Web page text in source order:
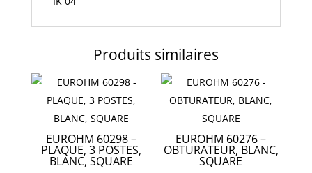
Produits similaires
EUROHM 60298 –
PLAQUE, 3 POSTES,
BLANC, SQUARE
EUROHM 60276 –
OBTURATEUR, BLANC,
SQUARE